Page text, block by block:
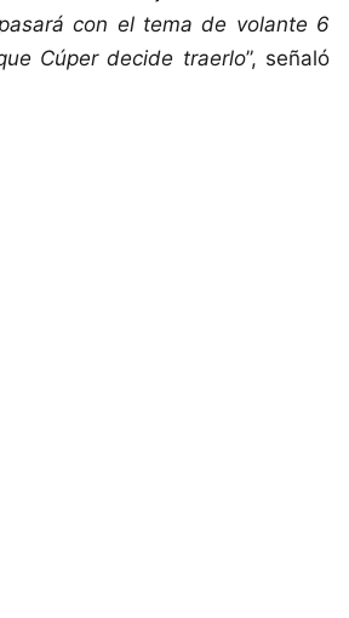
con el tema de volante 6
Cúper decide traerlo”, señaló